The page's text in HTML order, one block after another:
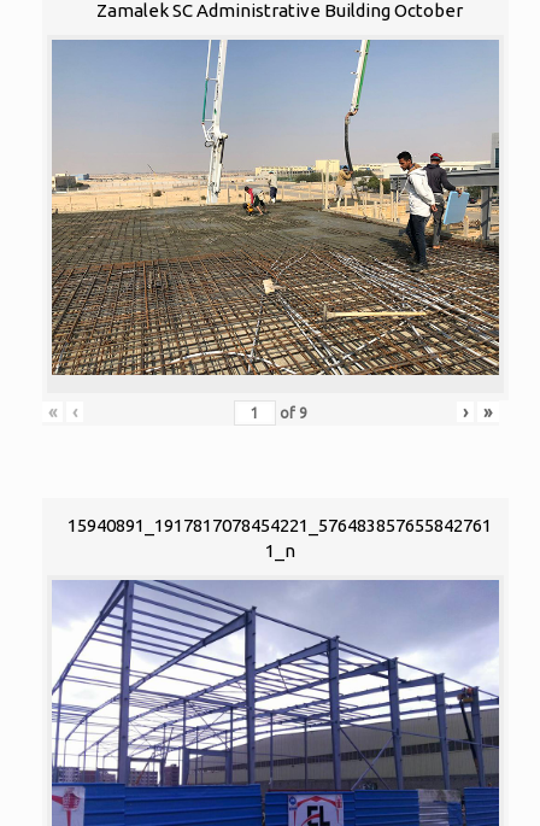
Zamalek SC Administrative Building October
« ‹ of 9 › »
15940891_1917817078454221_576483857655842761
1_n